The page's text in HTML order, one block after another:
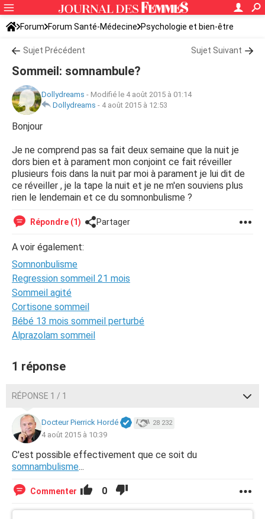
Forum Forum Santé-Médecine Psychologie et bien-être
Sommeil et fatigue
Sujet Précédent Sujet Suivant
Sommeil: somnambule?
Dollydreams - Modifié le 4 août 2015 à 01:14
Dollydreams - 4 août 2015 à 12:53
Bonjour
Je ne comprend pas sa fait deux semaine que la nuit je
dors bien et à parament mon conjoint ce fait réveiller
plusieurs fois dans la nuit par moi à parament je lui dit de
ce réveiller , je la tape la nuit et je ne m'en souviens plus
rien le lendemain et ce du somnonbulisme ?
Répondre (1) Partager
A voir également:
Somnonbulisme
Regression sommeil 21 mois
Sommeil agité
Cortisone sommeil
Bébé 13 mois sommeil perturbé
Alprazolam sommeil
1 réponse
RÉPONSE 1 / 1
Docteur Pierrick Hordé 28 232
4 août 2015 à 10:39
C'est possible effectivement que ce soit du
somnambulisme...
Commenter 0